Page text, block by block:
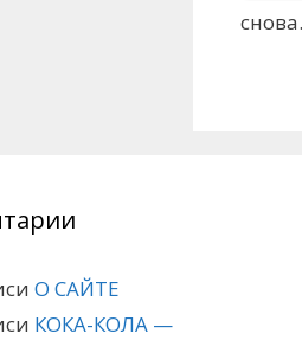
О САЙТЕ
КОКА-КОЛА —